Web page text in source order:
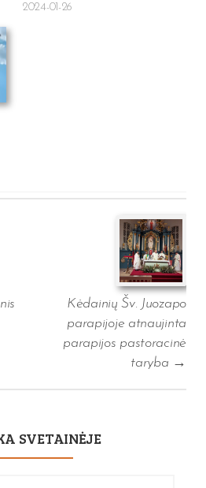
2024-01-26
Kėdainių Šv. Juozapo
parapijoje atnaujinta
parapijos pastoracinė
taryba →
SVETAINĖJE